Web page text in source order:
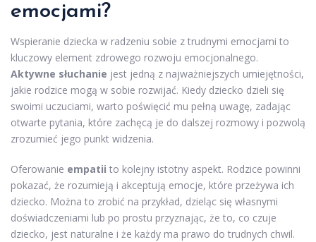
emocjami?
Wspieranie dziecka w radzeniu sobie z trudnymi emocjami to
kluczowy element zdrowego rozwoju emocjonalnego.
Aktywne słuchanie jest jedną z najważniejszych umiejętności,
jakie rodzice mogą w sobie rozwijać. Kiedy dziecko dzieli się
swoimi uczuciami, warto poświęcić mu pełną uwagę, zadając
otwarte pytania, które zachęcą je do dalszej rozmowy i pozwolą
zrozumieć jego punkt widzenia.
Oferowanie empatii to kolejny istotny aspekt. Rodzice powinni
pokazać, że rozumieją i akceptują emocje, które przeżywa ich
dziecko. Można to zrobić na przykład, dzieląc się własnymi
doświadczeniami lub po prostu przyznając, że to, co czuje
dziecko, jest naturalne i że każdy ma prawo do trudnych chwil.